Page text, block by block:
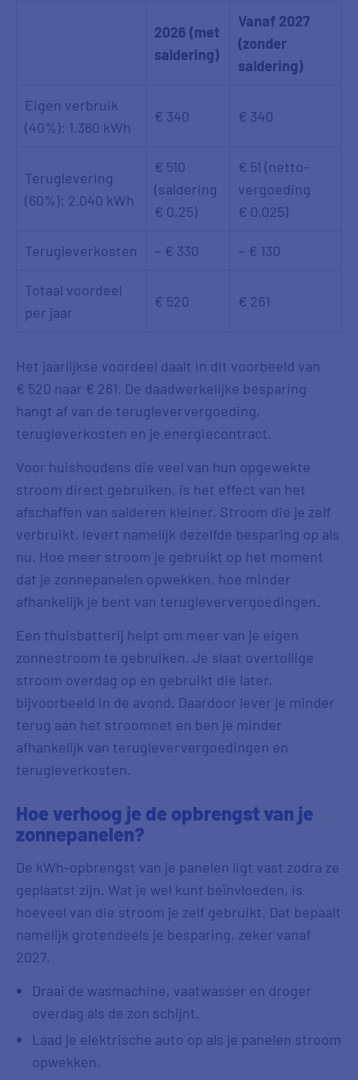
2026 (met
saldering)
Vanaf 2027
(zonder
saldering)
Eigen verbruik
(40%): 1.360 kWh
€ 340 € 340
Teruglevering
(60%): 2.040 kWh
€ 510
(saldering
€ 0,25)
€ 51 (netto-
vergoeding
€ 0,025)
Terugleverkosten − € 330 − € 130
Totaal voordeel
per jaar
€ 520 € 261
Het jaarlijkse voordeel daalt in dit voorbeeld van
€ 520 naar € 261. De daadwerkelijke besparing
hangt af van de terugleververgoeding,
terugleverkosten en je energiecontract.
Voor huishoudens die veel van hun opgewekte
stroom direct gebruiken, is het effect van het
afschaffen van salderen kleiner. Stroom die je zelf
verbruikt, levert namelijk dezelfde besparing op als
nu. Hoe meer stroom je gebruikt op het moment
dat je zonnepanelen opwekken, hoe minder
afhankelijk je bent van terugleververgoedingen.
Een thuisbatterij helpt om meer van je eigen
zonnestroom te gebruiken. Je slaat overtollige
stroom overdag op en gebruikt die later,
bijvoorbeeld in de avond. Daardoor lever je minder
terug aan het stroomnet en ben je minder
afhankelijk van terugleververgoedingen en
terugleverkosten.
Hoe verhoog je de opbrengst van je
zonnepanelen?
De kWh-opbrengst van je panelen ligt vast zodra ze
geplaatst zijn. Wat je wel kunt beïnvloeden, is
hoeveel van die stroom je zelf gebruikt. Dat bepaalt
namelijk grotendeels je besparing, zeker vanaf
2027.
Draai de wasmachine, vaatwasser en droger
overdag als de zon schijnt.
Laad je elektrische auto op als je panelen stroom
opwekken.